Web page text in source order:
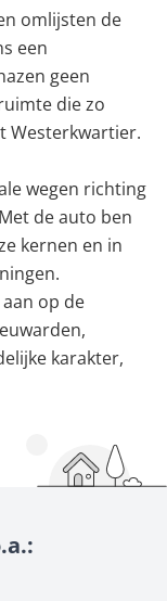
omlijsten de
een
geen
die zo
Westerkwartier.
wegen richting
de auto ben
kernen en in
op de
karakter,